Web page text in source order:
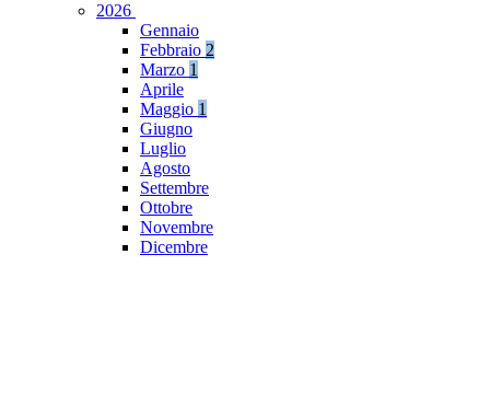
2026
Gennaio
Febbraio 2
Marzo 1
Aprile
Maggio 1
Giugno
Luglio
Agosto
Settembre
Ottobre
Novembre
Dicembre